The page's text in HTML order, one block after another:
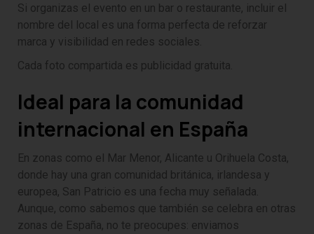
Si organizas el evento en un bar o restaurante, incluir el
nombre del local es una forma perfecta de reforzar
marca y visibilidad en redes sociales.
Cada foto compartida es publicidad gratuita.
Ideal para la comunidad
internacional en España
En zonas como el Mar Menor, Alicante u Orihuela Costa,
donde hay una gran comunidad británica, irlandesa y
europea, San Patricio es una fecha muy señalada.
Aunque, como sabemos que también se celebra en otras
zonas de España, no te preocupes: enviamos